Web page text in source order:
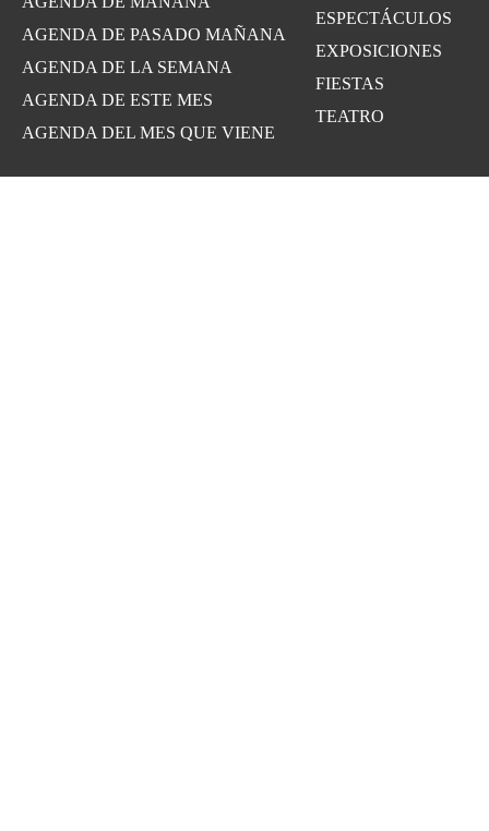
AGENDA DE PASADO MAÑANA
AGENDA DE LA SEMANA
AGENDA DE ESTE MES
AGENDA DEL MES QUE VIENE
ESPECTÁCULOS
EXPOSICIONES
FIESTAS
TEATRO